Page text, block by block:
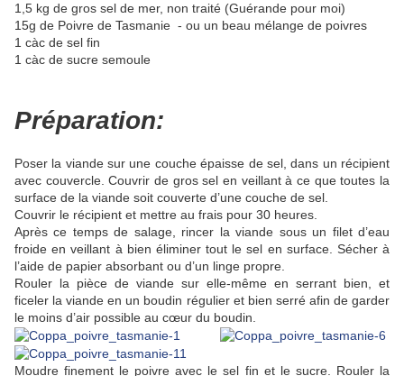
1,5 kg de gros sel de mer, non traité (Guérande pour moi)
15g de Poivre de Tasmanie - ou un beau mélange de poivres
1 càc de sel fin
1 càc de sucre semoule
Préparation:
Poser la viande sur une couche épaisse de sel, dans un récipient
avec couvercle. Couvrir de gros sel en veillant à ce que toutes la
surface de la viande soit couverte d’une couche de sel.
Couvrir le récipient et mettre au frais pour 30 heures.
Après ce temps de salage, rincer la viande sous un filet d’eau
froide en veillant à bien éliminer tout le sel en surface. Sécher à
l’aide de papier absorbant ou d’un linge propre.
Rouler la pièce de viande sur elle-même en serrant bien, et
ficeler la viande en un boudin régulier et bien serré afin de garder
le moins d’air possible au cœur du boudin.
Moudre finement le poivre avec le sel fin et le sucre. Rouler la